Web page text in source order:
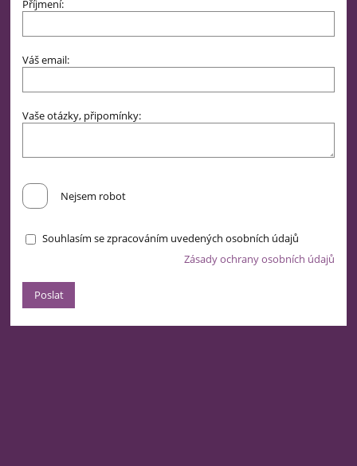
Příjmení:
Váš email:
Vaše otázky, připomínky:
Nejsem robot
Souhlasím se zpracováním uvedených osobních údajů
Zásady ochrany osobních údajů